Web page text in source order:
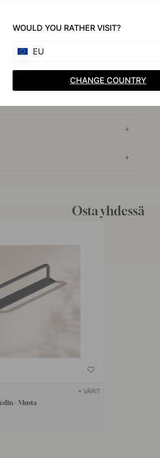
Osta yhdessä
+ VÄRIT
- Musta
WOULD YOU RATHER VISIT?
EU
CHANGE COUNTRY